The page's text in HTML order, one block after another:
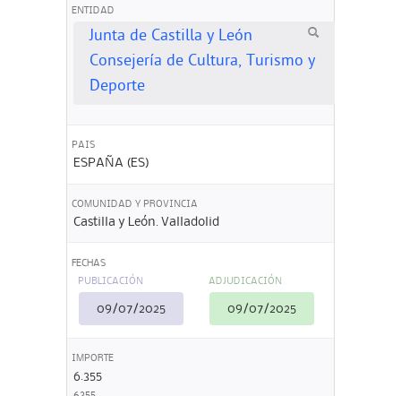
ENTIDAD
Junta de Castilla y León
Consejería de Cultura, Turismo y
Deporte
PAIS
ESPAÑA (ES)
COMUNIDAD Y PROVINCIA
Castilla y León. Valladolid
FECHAS
PUBLICACIÓN
09/07/2025
ADJUDICACIÓN
09/07/2025
IMPORTE
6.355